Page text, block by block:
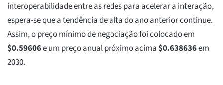
interoperabilidade entre as redes para acelerar a interação,
espera-se que a tendência de alta do ano anterior continue.
Assim, o preço mínimo de negociação foi colocado em
$0.59606e um preço anual próximo acima$0.638636em
2030.